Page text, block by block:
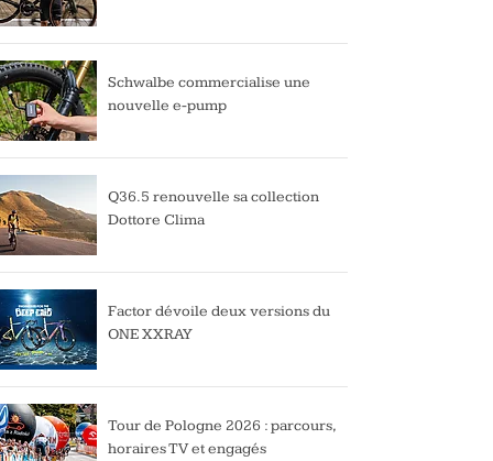
Schwalbe commercialise une
nouvelle e-pump
Q36.5 renouvelle sa collection
Dottore Clima
Factor dévoile deux versions du
ONE XXRAY
Tour de Pologne 2026 : parcours,
horaires TV et engagés